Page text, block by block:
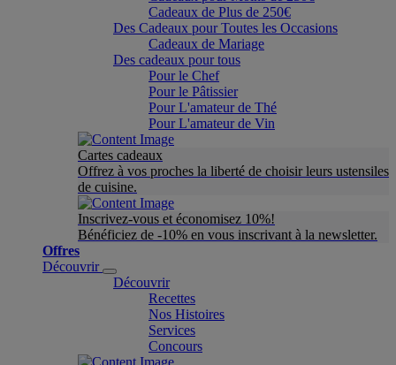
Cadeaux de Plus de 250€
Des Cadeaux pour Toutes les Occasions
Cadeaux de Mariage
Des cadeaux pour tous
Pour le Chef
Pour le Pâtissier
Pour L'amateur de Thé
Pour L'amateur de Vin
Cartes cadeaux
Offrez à vos proches la liberté de choisir leurs ustensiles
de cuisine.
Inscrivez-vous et économisez 10%!
Bénéficiez de -10% en vous inscrivant à la newsletter.
Offres
Découvrir
Découvrir
Recettes
Nos Histoires
Services
Concours